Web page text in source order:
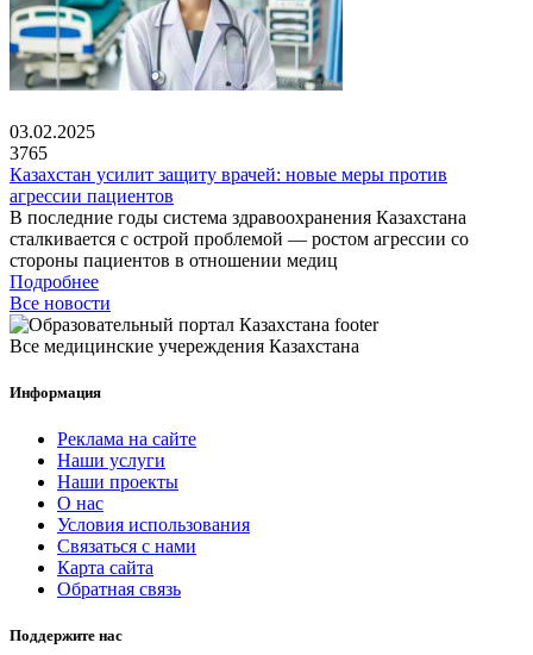
03.02.2025
3765
Казахстан усилит защиту врачей: новые меры против
агрессии пациентов
В последние годы система здравоохранения Казахстана
сталкивается с острой проблемой — ростом агрессии со
стороны пациентов в отношении медиц
Подробнее
Все новости
Все медицинские учереждения Казахстана
Информация
Реклама на сайте
Наши услуги
Наши проекты
О нас
Условия использования
Связаться с нами
Карта сайта
Обратная связь
Поддержите нас